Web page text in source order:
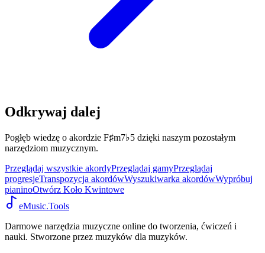
Odkrywaj dalej
Pogłęb wiedzę o akordzie F♯m7♭5 dzięki naszym pozostałym
narzędziom muzycznym.
Przeglądaj wszystkie akordyPrzeglądaj gamyPrzeglądaj
progresjeTranspozycja akordówWyszukiwarka akordówWypróbuj
pianinoOtwórz Koło Kwintowe
eMusic.Tools
Darmowe narzędzia muzyczne online do tworzenia, ćwiczeń i
nauki. Stworzone przez muzyków dla muzyków.